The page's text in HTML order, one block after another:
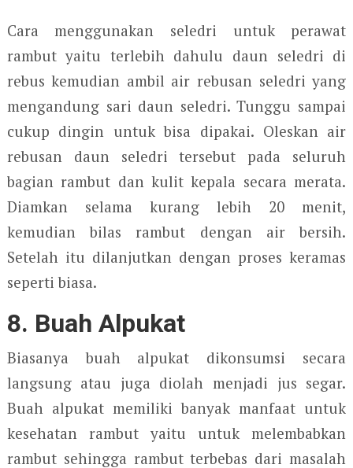
Cara menggunakan seledri untuk perawat
rambut yaitu terlebih dahulu daun seledri di
rebus kemudian ambil air rebusan seledri yang
mengandung sari daun seledri. Tunggu sampai
cukup dingin untuk bisa dipakai. Oleskan air
rebusan daun seledri tersebut pada seluruh
bagian rambut dan kulit kepala secara merata.
Diamkan selama kurang lebih 20 menit,
kemudian bilas rambut dengan air bersih.
Setelah itu dilanjutkan dengan proses keramas
seperti biasa.
8. Buah Alpukat
Biasanya buah alpukat dikonsumsi secara
langsung atau juga diolah menjadi jus segar.
Buah alpukat memiliki banyak manfaat untuk
kesehatan rambut yaitu untuk melembabkan
rambut sehingga rambut terbebas dari masalah